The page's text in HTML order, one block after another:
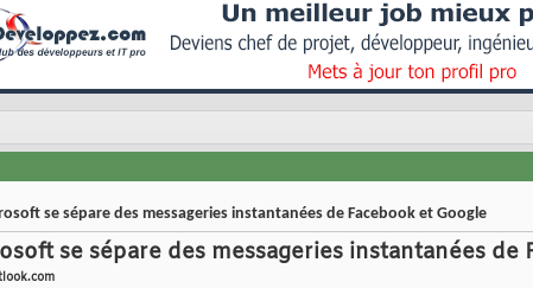
se sépare des messageries instantanées de Facebook et Google
se sépare des messageries instantanées de